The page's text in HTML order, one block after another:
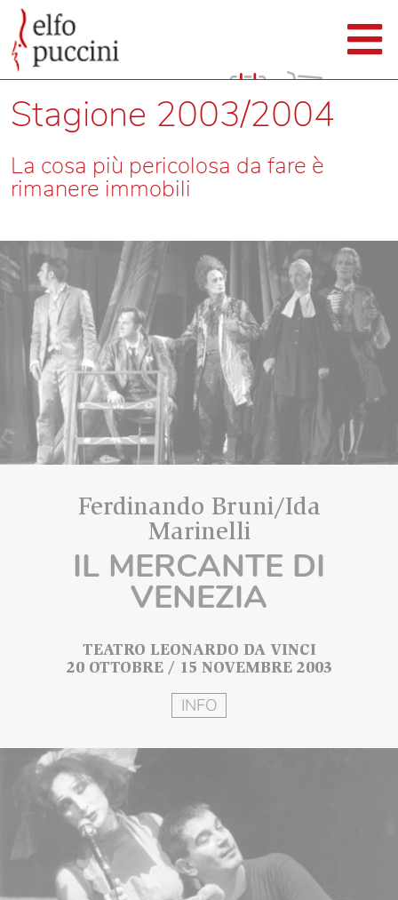
Stagione 2003/2004
La cosa più pericolosa da fare è
rimanere immobili
Ferdinando Bruni/Ida
Marinelli
IL MERCANTE DI
VENEZIA
TEATRO LEONARDO DA VINCI
20 OTTOBRE / 15 NOVEMBRE 2003
INFO